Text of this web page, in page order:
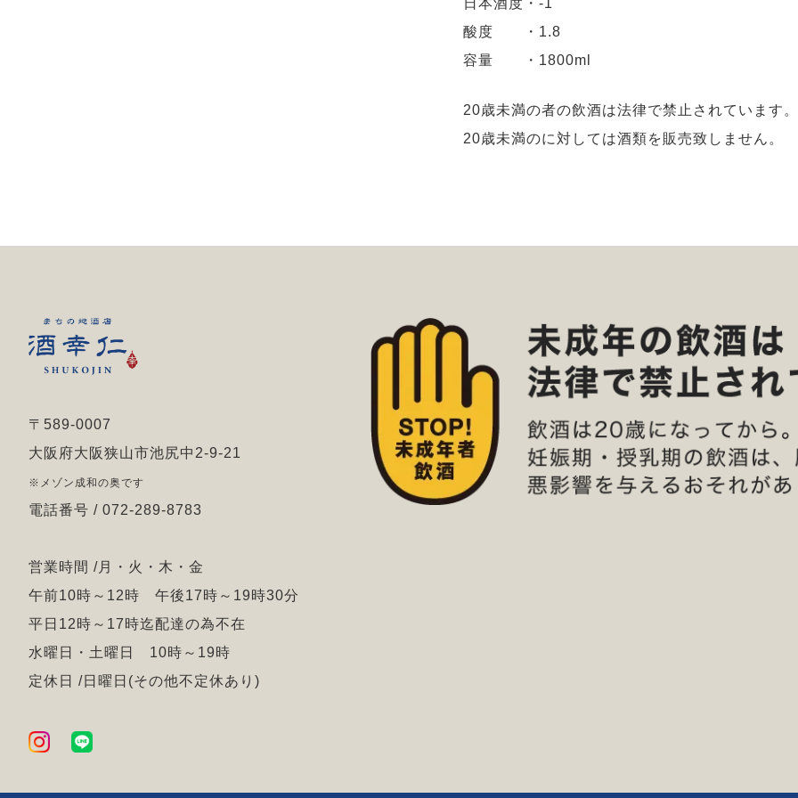
日本酒度・-1
酸度 ・1.8
容量 ・1800ml
20歳未満の者の飲酒は法律で禁止されています。
20歳未満のに対しては酒類を販売致しません。
〒589-0007
大阪府大阪狭山市池尻中2-9-21
※メゾン成和の奥です
電話番号 / 072-289-8783
営業時間 /月・火・木・金
午前10時～12時 午後17時～19時30分
平日12時～17時迄配達の為不在
水曜日・土曜日 10時～19時
定休日 /日曜日(その他不定休あり)